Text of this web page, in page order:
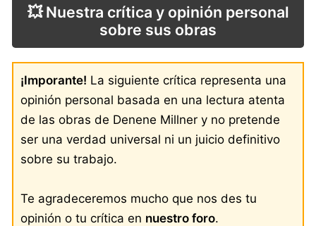
💥 Nuestra crítica y opinión personal
sobre sus obras
¡Imporante! La siguiente crítica representa una
opinión personal basada en una lectura atenta
de las obras de Denene Millner y no pretende
ser una verdad universal ni un juicio definitivo
sobre su trabajo.
Te agradeceremos mucho que nos des tu
opinión o tu crítica en nuestro foro.